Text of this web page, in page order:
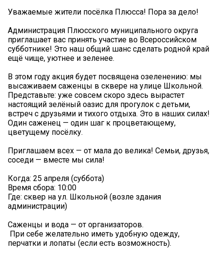
Уважаемые жители посёлка Плюсса! Пора за дело!
Администрация Плюсского муниципального округа
приглашает вас принять участие во Всероссийском
субботнике! Это наш общий шанс сделать родной край
ещё чище, уютнее и зеленее.
В этом году акция будет посвящена озеленению: мы
высаживаем саженцы в сквере на улице Школьной.
Представьте: уже совсем скоро здесь вырастет
настоящий зелёный оазис для прогулок с детьми,
встреч с друзьями и тихого отдыха. Это в наших силах!
Один саженец — один шаг к процветающему,
цветущему посёлку.
Приглашаем всех — от мала до велика! Семьи, друзья,
соседи — вместе мы сила!
Когда: 25 апреля (суббота)
Время сбора: 10:00
Где: сквер на ул. Школьной (возле здания
администрации)
Саженцы и вода — от организаторов.
️ При себе желательно иметь удобную одежду,
перчатки и лопаты (если есть возможность).